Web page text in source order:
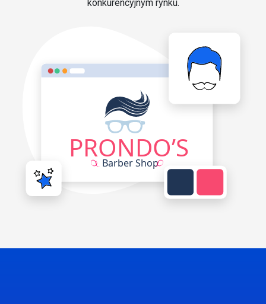
konkurencyjnym rynku.